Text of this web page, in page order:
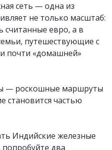
сеть — одна из
не только масштаб:
считанные евро, а в
путешествующие с
почти «домашней»
— роскошные маршруты
становится частью
Индийские железные
попробуйте два